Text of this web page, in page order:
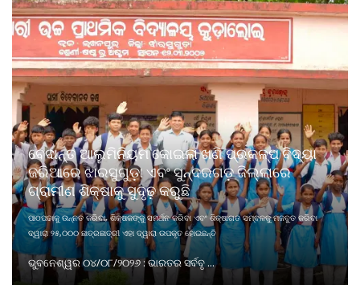
ବେଦାନ୍ତ ଆଲୁମିନିୟମ କୋଇଲା ଖଣି ପ୍ରକଳ୍ପ ବିଦ୍ୟା
ଜରିଆରେ ଝାରସୁଗୁଡ଼ା ଏବଂ ସୁନ୍ଦରଗଡ଼ ଜିଲ୍ଲାରେ
ଗ୍ରାମୀଣ ଶିକ୍ଷାକୁ ସୁଦୃଢ଼ କରୁଛି
ପାଠପଢାକୁ ଉନ୍ନତ କରିବା, ଶିକ୍ଷକଙ୍କୁ ସମର୍ଥନ କରିବା ଏବଂ ଶିକ୍ଷାଗତ ସମ୍ବଳକୁ ମଜବୁତ କରିବା
ଦ୍ୱାରା ୨୫,୦୦୦ ଛାତ୍ରଛାତ୍ରୀ ଏହା ଦ୍ୱାରା ଉପକୃତ ହୋଇଛନ୍ତି
ଭୁବନେଶ୍ୱର ୦୪/୦୮/୨୦୨୬ : ଭାରତର ସର୍ବବୃ ...